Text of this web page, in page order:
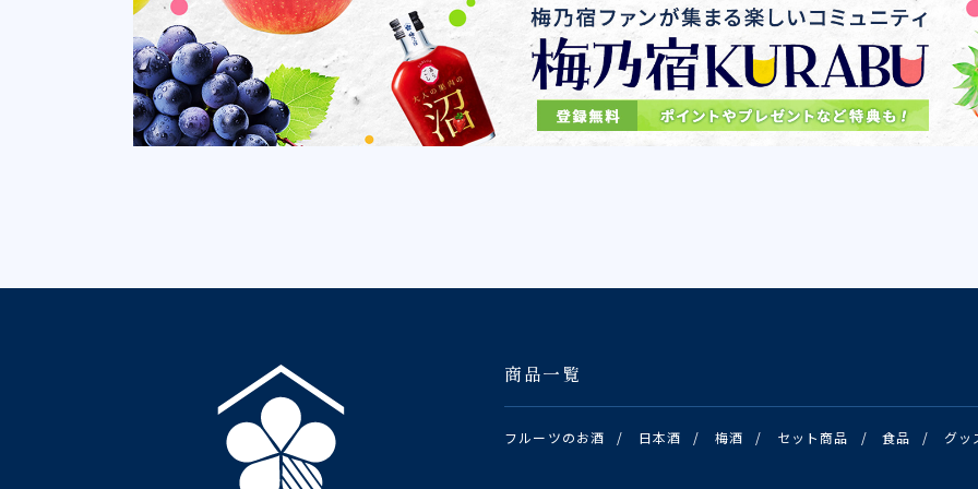
商品一覧
フルーツのお酒 / 日本酒 / 梅酒 / セット商品 / 食品 / グッ